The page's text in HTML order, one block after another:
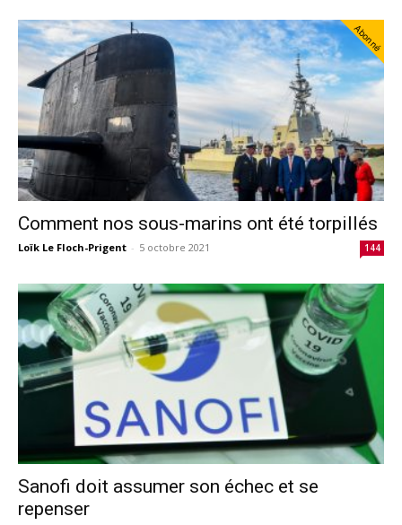
Abonné
Comment nos sous-marins ont été torpillés
Loïk Le Floch-Prigent - 5 octobre 2021 144
Sanofi doit assumer son échec et se
repenser